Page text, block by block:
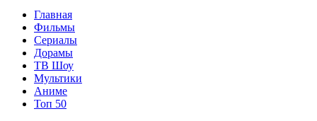
Главная
Фильмы
Сериалы
Дорамы
ТВ Шоу
Мультики
Аниме
Топ 50